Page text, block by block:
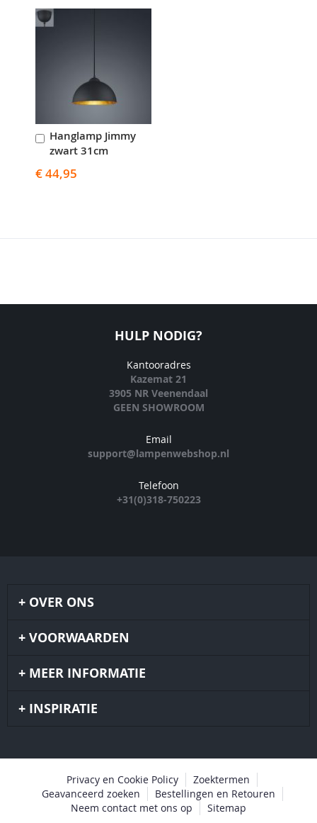
Hanglamp Jimmy
zwart 31cm
€ 44,95
In
Winkelwagen
HULP NODIG?
Kantooradres
Kazemat 21
3905 NR Veenendaal
GEEN SHOWROOM
Email
support@lampenwebshop.nl
Telefoon
+31(0)318-750223
OVER ONS
VOORWAARDEN
MEER INFORMATIE
INSPIRATIE
Privacy en Cookie Policy
Zoektermen
Geavanceerd zoeken
Bestellingen en Retouren
Neem contact met ons op
Sitemap